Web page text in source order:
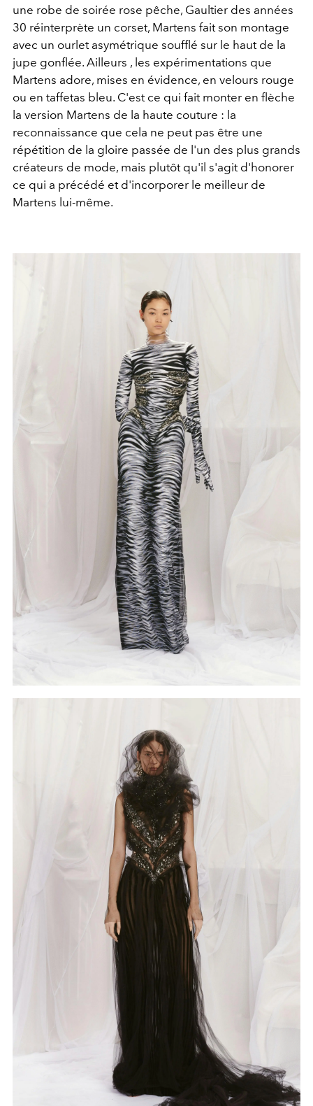
une robe de soirée rose pêche, Gaultier des années
30 réinterprète un corset, Martens fait son montage
avec un ourlet asymétrique soufflé sur le haut de la
jupe gonflée. Ailleurs , les expérimentations que
Martens adore, mises en évidence, en velours rouge
ou en taffetas bleu. C'est ce qui fait monter en flèche
la version Martens de la haute couture : la
reconnaissance que cela ne peut pas être une
répétition de la gloire passée de l'un des plus grands
créateurs de mode, mais plutôt qu'il s'agit d'honorer
ce qui a précédé et d'incorporer le meilleur de
Martens lui-même.